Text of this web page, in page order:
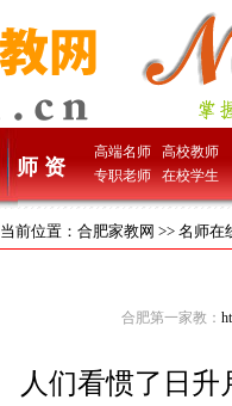
师 资
高端名师
高校教师
专职老师
在校学生
当前位置： 合肥家教网 >> 名师在
合肥第一家教：
人们看惯了日升